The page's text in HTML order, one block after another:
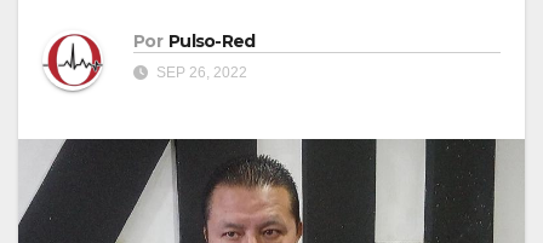
Por Pulso-Red
SEP 26, 2022